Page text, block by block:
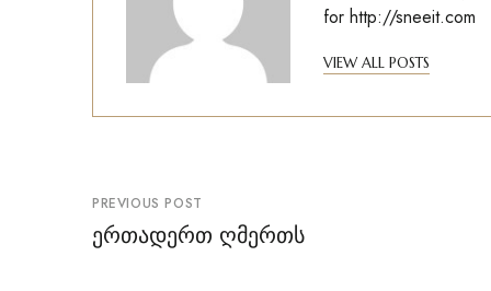
for http://sneeit.com
VIEW ALL POSTS
პოსტის
ნავიგაცია
PREVIOUS POST
ერთადერთ ღმერთს